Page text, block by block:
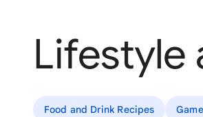
Lifestyle
Food and Drink Recipes